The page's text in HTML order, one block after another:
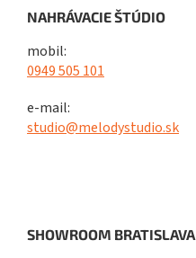
NAHRÁVACIE ŠTÚDIO
mobil:
0949 505 101
e-mail:
studio@melodystudio.sk
SHOWROOM BRATISLAVA